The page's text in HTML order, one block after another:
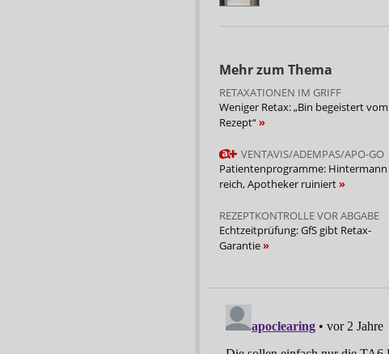
Mehr zum Thema
RETAXATIONEN IM GRIFF
Weniger Retax: „Bin begeistert vom
Rezept“
VENTAVIS/ADEMPAS/APO-GO
Patientenprogramme: Hintermann
reich, Apotheker ruiniert
REZEPTKONTROLLE VOR ABGABE
Echtzeitprüfung: GfS gibt Retax-
Garantie